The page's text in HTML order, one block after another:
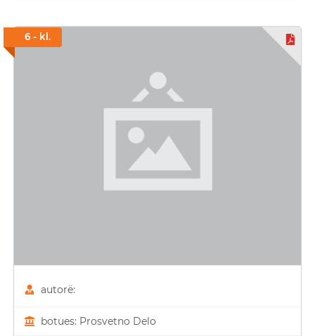
6 - kl.
autorë:
botues: Prosvetno Delo